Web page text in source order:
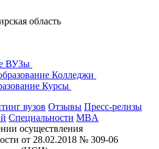
область
ВУЗы
Колледжи
Курсы
вузов Отзывы Пресс-релизы
Специальности MBA
осуществления
от 28.02.2018 № 309-06